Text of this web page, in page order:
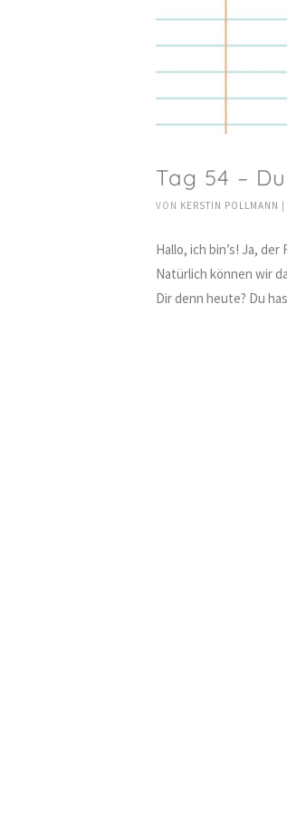
Tag 54 –
VON KERSTIN POLLMANN
Hallo, ich bin’s! Ja,
Natürlich können wir
Dir denn heute? Du